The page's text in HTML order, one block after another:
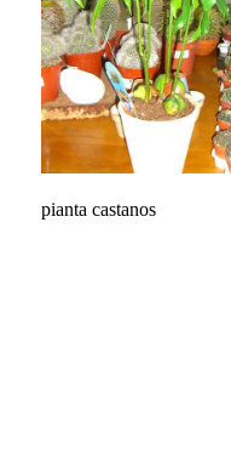
pianta castanos